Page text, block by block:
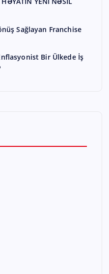
Sağlayan Franchise
Bir Ülkede İş